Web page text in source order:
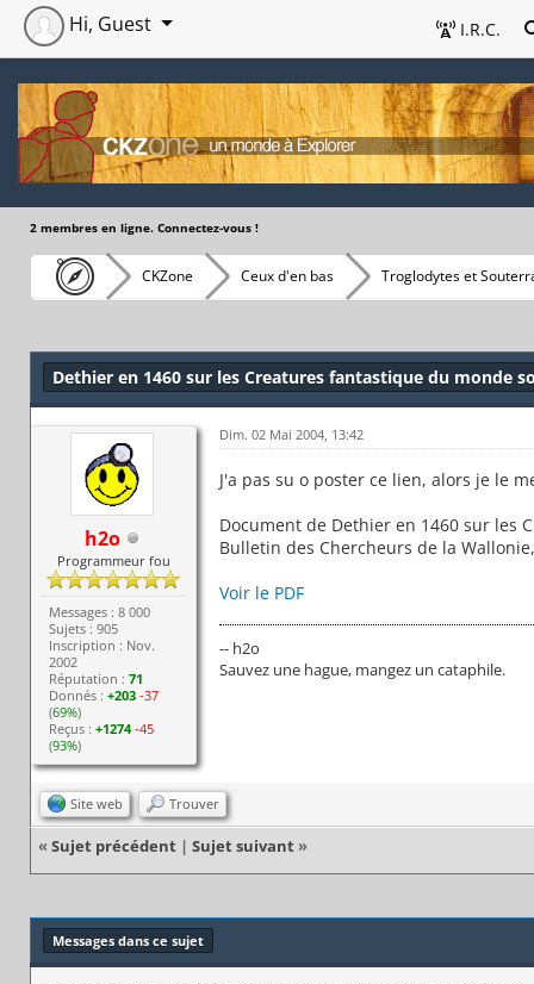
I.R.C.
Hi, Guest
2 membres en ligne. Connectez-vous !
CKZone Ceux d'en bas Troglodytes et
Dethier en 1460 sur les Creatures fantastique du monde
h2o
Programmeur fou
Messages : 8 000
Sujets : 905
Inscription : Nov.
2002
Réputation :71
Donnés :+203 -37
(69%)
Reçus :+1274 -45
(93%)
Dim. 02 Mai 2004, 13:42
J'a pas su o poster ce lien, alors je le
Document de Dethier en 1460 sur les
Bulletin des Chercheurs de la
Voir le PDF
-- h2o
Sauvez une hague, mangez un cataphile.
Site web Trouver
« Sujet précédent | Sujet suivant »
Messages dans ce sujet